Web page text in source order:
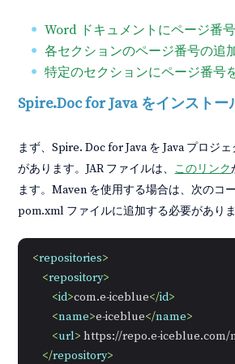
Word ドキュメントにページ番
各セクションのページ番号の追
特定のセクションにページ番号
Spire.Doc for Java をインストー
まず、Spire. Doc for Java を Java プロジ
があります。JAR ファイルは、 このリンク
ます。Maven を使用する場合は、次のコ
pom.xml ファイルに追加する必要がありま
<repositories>
<repository>
<id>com.e-iceblue</id>
<name>e-iceblue</name>
<url> https://repo.e-
</repository>